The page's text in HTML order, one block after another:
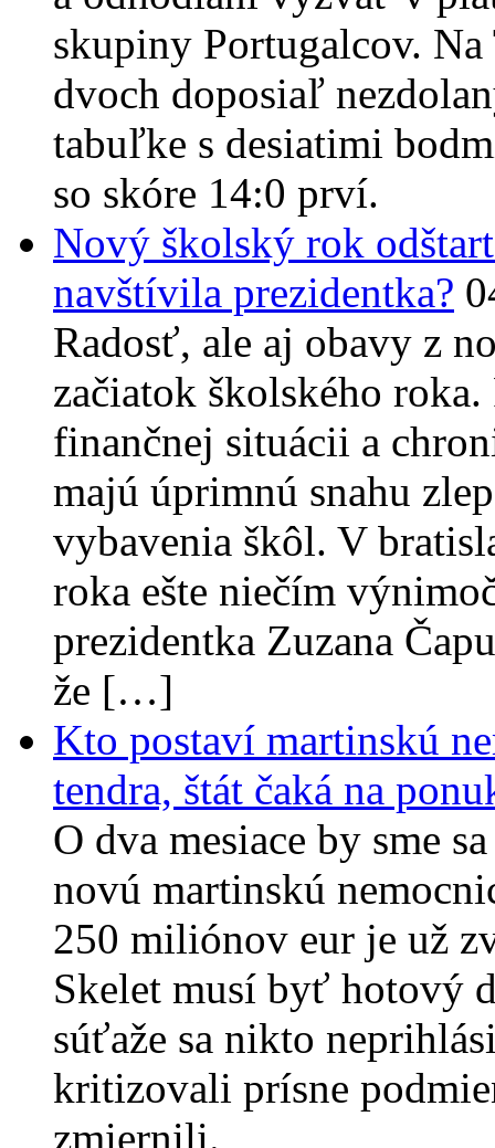
skupiny Portugalcov.
dvoch doposiaľ
tabuľke s desiatimi
so skóre 14:0 prví.
Nový školský rok
navštívila prezidentka?
Radosť, ale aj obavy z
začiatok školského
finančnej situácii a
majú úprimnú snahu
vybavenia škôl. V
roka ešte niečím
prezidentka Zuzana
že […]
Kto postaví martinskú
tendra, štát čaká na
O dva mesiace by sme
novú martinskú
250 miliónov eur je už
Skelet musí byť hotový
súťaže sa nikto
kritizovali prísne
zmiernili.